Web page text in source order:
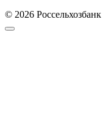
© 2026 Россельхозбанк